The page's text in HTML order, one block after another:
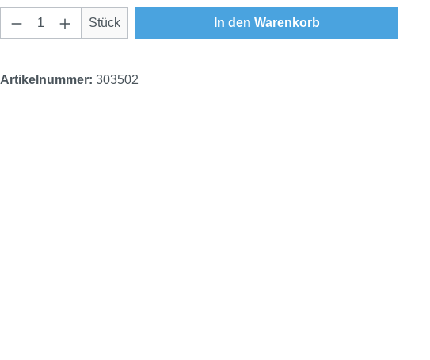
Produkt Anzahl: Gib den gewünschten Wert ein
Stück In den Warenkorb
Artikelnummer: 303502